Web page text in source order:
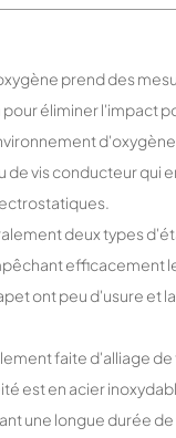
prend des
éliminer l'impact
de vis conducteur qui
deux types
efficacement
ont peu d'usure et
faite d'alliage
est en acier
une longue durée de